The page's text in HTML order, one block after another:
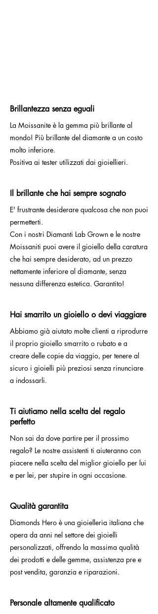
Brillantezza senza eguali
La Moissanite è la gemma più brillante al
mondo! Più brillante del diamante a un costo
molto inferiore.
Positiva ai tester utilizzati dai gioiellieri.
Il brillante che hai sempre sognato
E' frustrante desiderare qualcosa che non puoi
permetterti.
Con i nostri Diamanti Lab Grown e le nostre
Moissaniti puoi avere il gioiello della caratura
che hai sempre desiderato, ad un prezzo
nettamente inferiore al diamante, senza
nessuna differenza estetica. Garantito!
Hai smarrito un gioiello o devi viaggiare
Abbiamo già aiutato molte clienti a riprodurre
il proprio gioiello smarrito o rubato e a
creare delle copie da viaggio, per tenere al
sicuro i gioielli più preziosi senza rinunciare
a indossarli.
Ti aiutiamo nella scelta del regalo
perfetto
Non sai da dove partire per il prossimo
regalo? Le nostre assistenti ti aiuteranno con
piacere nella scelta del miglior gioiello per lui
e per lei, per stupire in ogni occasione.
Qualità garantita
Diamonds Hero è una gioielleria italiana che
opera da anni nel settore dei gioielli
personalizzati, offrendo la massima qualità
dei prodotti e delle gemme, assistenza pre e
post vendita, garanzia e riparazioni.
Personale altamente qualificato